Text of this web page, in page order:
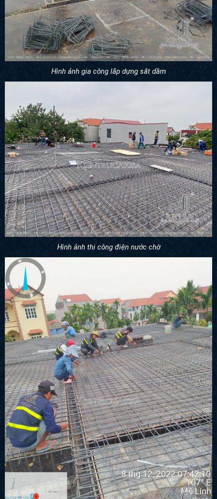
Hình ảnh gia công lắp dựng sắt dầm
Hình ảnh thi công điện nước chờ